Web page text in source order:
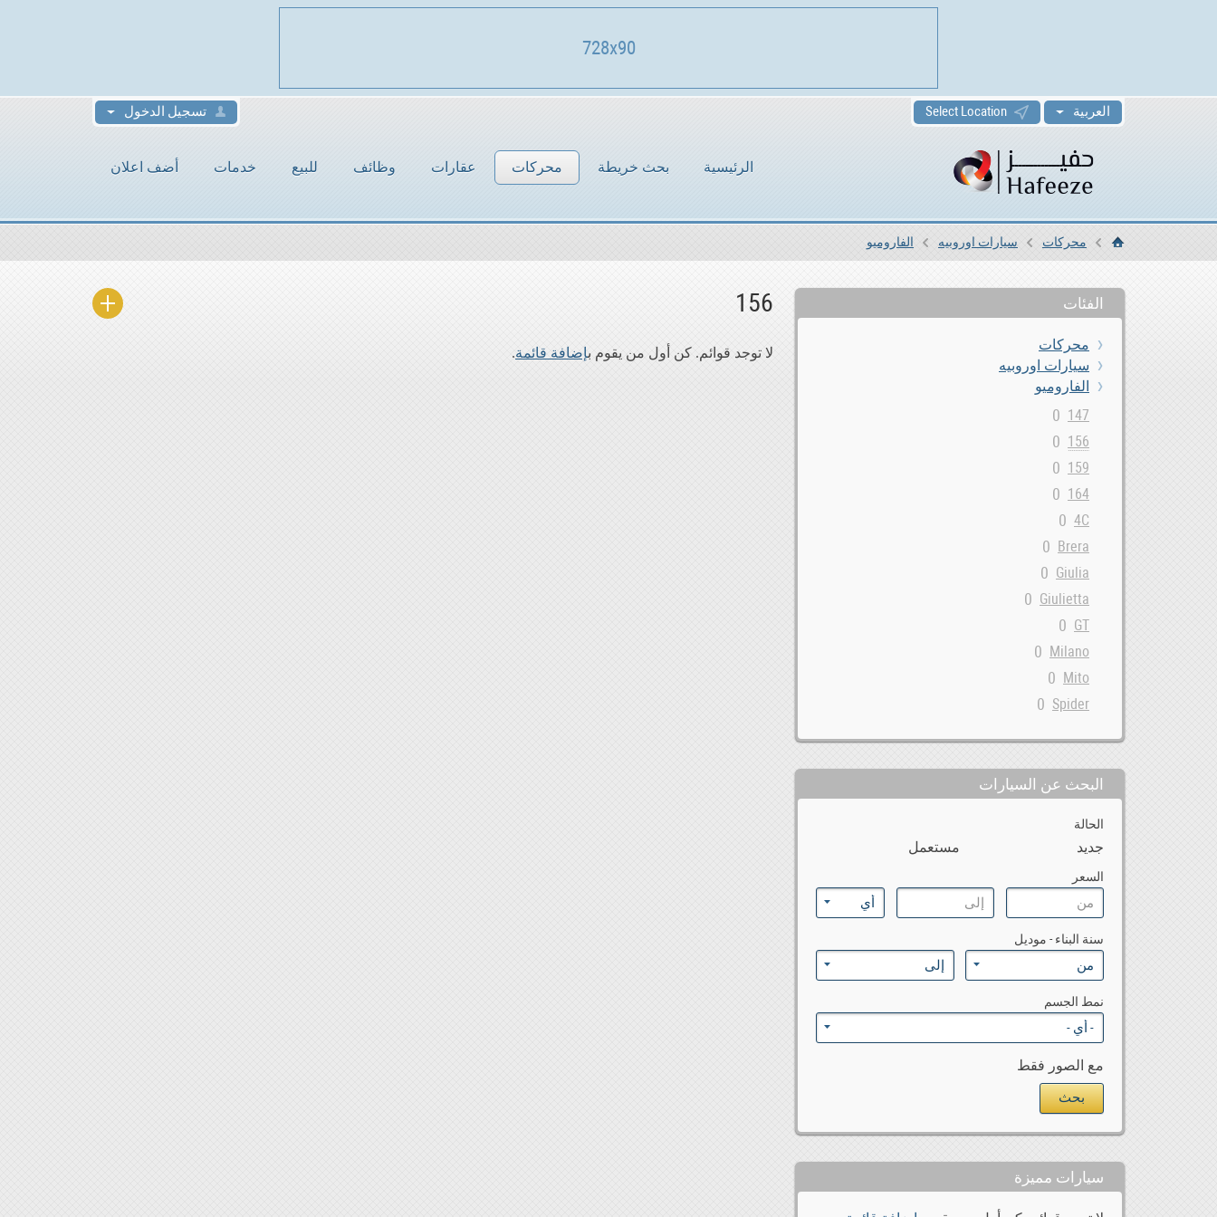
العربية Select Location تسجيل الدخول
الرئيسية بحث خريطة محركات عقارات وظائف للبيع خدمات أضف اعلان
الرئيسيةمحركات سيارات اوروبيه الفاروميو
الفئات
محركات
سيارات اوروبيه
الفاروميو
147
0
156
0
159
0
164
0
4C
0
Brera
0
Giulia
0
Giulietta
0
GT
0
Milano
0
Mito
0
Spider
0
البحث عن السيارات
الحالة
جديد مستعمل
السعر
سنة البناء - موديل
نمط الجسم
مع الصور فقط
سيارات مميزة
156
لا توجد قوائم. كن أول من يقوم بإضافة قائمة.
728x90